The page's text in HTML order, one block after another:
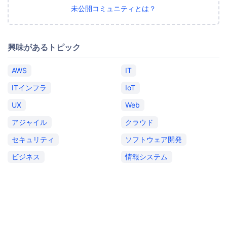
未公開コミュニティとは？
興味があるトピック
AWS
IT
ITインフラ
IoT
UX
Web
アジャイル
クラウド
セキュリティ
ソフトウェア開発
ビジネス
情報システム